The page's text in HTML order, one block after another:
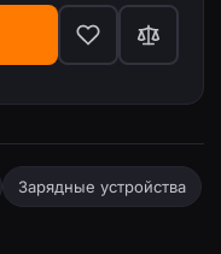
Зарядные устройства